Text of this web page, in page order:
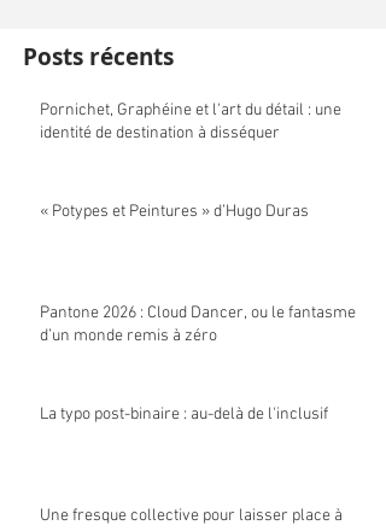
Posts récents
Pornichet, Graphéine et l'art du détail : une
identité de destination à disséquer
« Potypes et Peintures » d’Hugo Duras
Pantone 2026 : Cloud Dancer, ou le fantasme
d’un monde remis à zéro
La typo post-binaire : au-delà de l'inclusif
Une fresque collective pour laisser place à